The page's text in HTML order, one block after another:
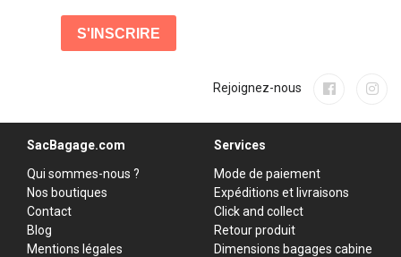
Rejoignez-nous
SacBagage.com
Qui sommes-nous ?
Nos boutiques
Contact
Blog
Mentions légales
Services
Mode de paiement
Expéditions et livraisons
Click and collect
Retour produit
Dimensions bagages cabine